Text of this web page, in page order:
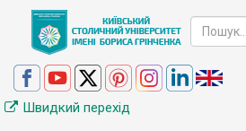
Швидкий перехід